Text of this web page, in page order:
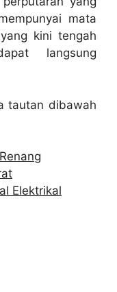
mata
kini tengah
langsung
tautan dibawah
Elektrikal